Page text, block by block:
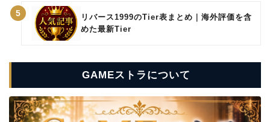
5
リバース1999のTier表まとめ｜海外評価を含
めた最新Tier
GAMEストラについて